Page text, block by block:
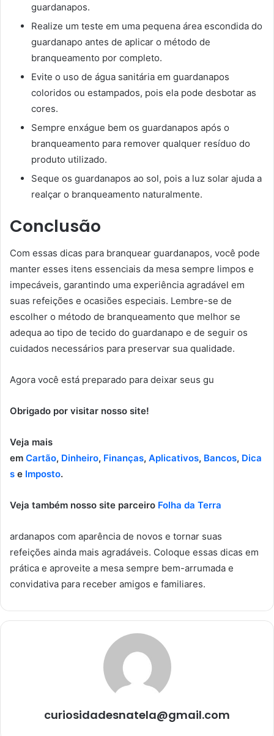
guardanapos.
Realize um teste em uma pequena área escondida do
guardanapo antes de aplicar o método de
branqueamento por completo.
Evite o uso de água sanitária em guardanapos
coloridos ou estampados, pois ela pode desbotar as
cores.
Sempre enxágue bem os guardanapos após o
branqueamento para remover qualquer resíduo do
produto utilizado.
Seque os guardanapos ao sol, pois a luz solar ajuda a
realçar o branqueamento naturalmente.
Conclusão
Com essas dicas para branquear guardanapos, você pode
manter esses itens essenciais da mesa sempre limpos e
impecáveis, garantindo uma experiência agradável em
suas refeições e ocasiões especiais. Lembre-se de
escolher o método de branqueamento que melhor se
adequa ao tipo de tecido do guardanapo e de seguir os
cuidados necessários para preservar sua qualidade.
Agora você está preparado para deixar seus gu
Obrigado por visitar nosso site!
Veja mais
em Cartão, Dinheiro, Finanças, Aplicativos, Bancos, Dica
s e Imposto.
Veja também nosso site parceiro Folha da Terra
ardanapos com aparência de novos e tornar suas
refeições ainda mais agradáveis. Coloque essas dicas em
prática e aproveite a mesa sempre bem-arrumada e
convidativa para receber amigos e familiares.
curiosidadesnatela@gmail.com